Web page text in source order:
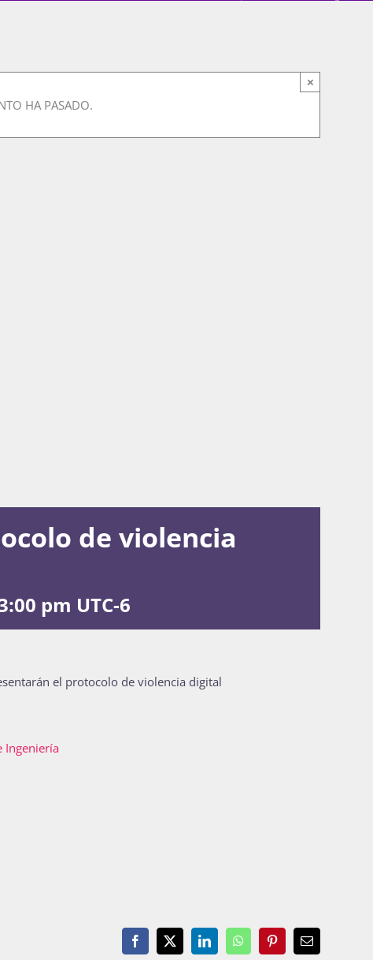
HA PASADO.
×
de violencia
pm UTC-6
el protocolo de violencia digital
Ingeniería
Facebook
X LinkedInWhatsAppPinterestEmail